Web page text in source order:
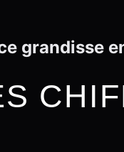
grandisse